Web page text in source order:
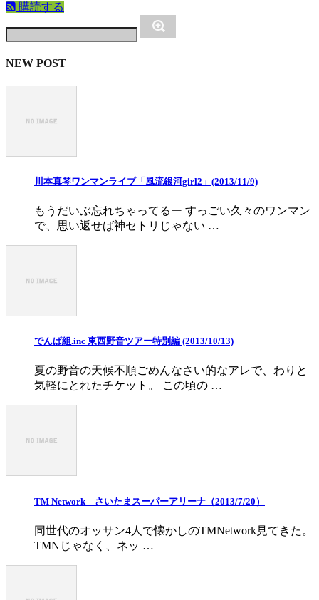
購読する
NEW POST
川本真琴ワンマンライブ「風流銀河girl2」(2013/11/9)
もうだいぶ忘れちゃってるー すっごい久々のワンマン
で、思い返せば神セトリじゃない …
でんぱ組.inc 東西野音ツアー特別編 (2013/10/13)
夏の野音の天候不順ごめんなさい的なアレで、わりと
気軽にとれたチケット。 この頃の …
TM Network さいたまスーパーアリーナ（2013/7/20）
同世代のオッサン4人で懐かしのTMNetwork見てきた。
TMNじゃなく、ネッ …